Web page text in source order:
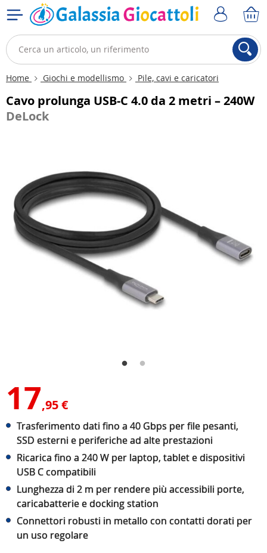
Home Giochi e modellismo Pile, cavi e caricatori
Cavo prolunga USB-C 4.0 da 2 metri – 240W
DeLock
17,95 €
Trasferimento dati fino a 40 Gbps per file pesanti,
SSD esterni e periferiche ad alte prestazioni
Ricarica fino a 240 W per laptop, tablet e dispositivi
USB C compatibili
Lunghezza di 2 m per rendere più accessibili porte,
caricabatterie e docking station
Connettori robusti in metallo con contatti dorati per
un uso regolare